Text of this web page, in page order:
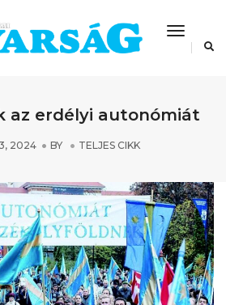
Toggle
az erdélyi autonómiát
2024 BY TELJES CIKK